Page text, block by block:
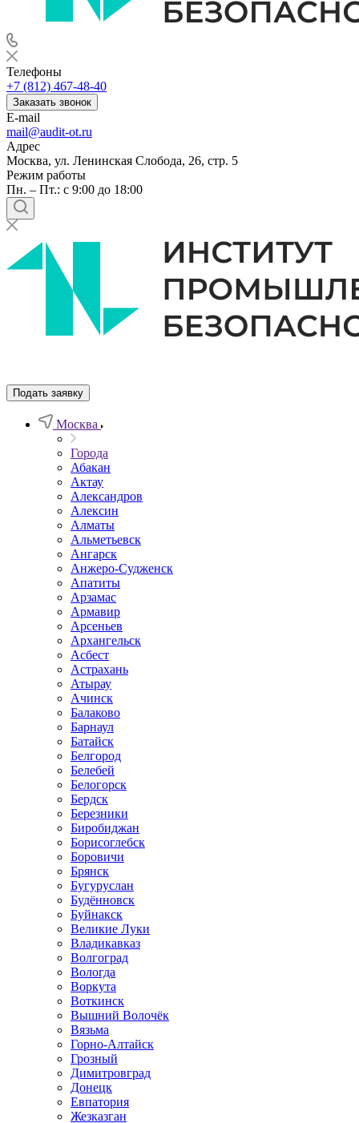
Телефоны
+7 (812) 467-48-40
Заказать звонок
E-mail
mail@audit-ot.ru
Адрес
Москва, ул. Ленинская Слобода, 26, стр. 5
Режим работы
Пн. – Пт.: с 9:00 до 18:00
Подать заявку
Москва
Города
Абакан
Актау
Александров
Алексин
Алматы
Альметьевск
Ангарск
Анжеро-Судженск
Апатиты
Арзамас
Армавир
Арсеньев
Архангельск
Асбест
Астрахань
Атырау
Ачинск
Балаково
Барнаул
Батайск
Белгород
Белебей
Белогорск
Бердск
Березники
Биробиджан
Борисоглебск
Боровичи
Брянск
Бугуруслан
Будённовск
Буйнакск
Великие Луки
Владикавказ
Волгоград
Вологда
Воркута
Воткинск
Вышний Волочёк
Вязьма
Горно-Алтайск
Грозный
Димитровград
Донецк
Евпатория
Жезказган